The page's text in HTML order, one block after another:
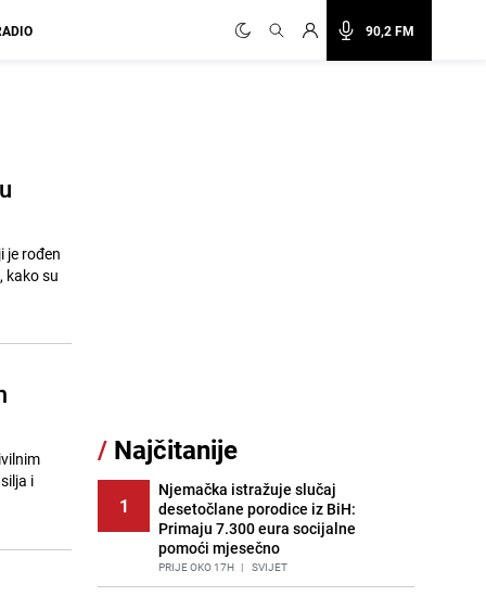
90,2 FM
je rođen
kako su
i
/ Najčitanije
1
Njemačka istražuje slučaj
desetočlane porodice iz BiH:
Primaju 7.300 eura socijalne
pomoći mjesečno
PRIJE OKO 17H | SVIJET